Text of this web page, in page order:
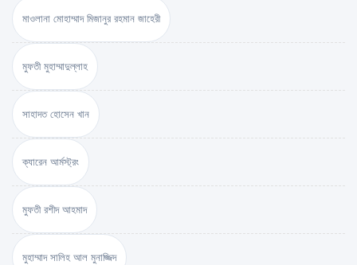
মাওলানা মোহাম্মাদ মিজানুর রহমান জাহেরী
মুফতী মুহাম্মাদুল্লাহ
সাহাদত হোসেন খান
ক্যারেন আর্মস্ট্রং
মুফতী রশীদ আহমাদ
মুহাম্মাদ সালিহ আল মুনাজ্জিদ